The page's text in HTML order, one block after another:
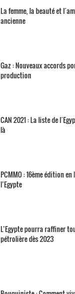
La femme, la beauté et
ancienne
Gaz : Nouveaux accords
production
CAN 2021 : La liste de
là
PCMMO : 16ème édition
l’Egypte
L’Egypte pourra raffiner
pétrolière dès 2023